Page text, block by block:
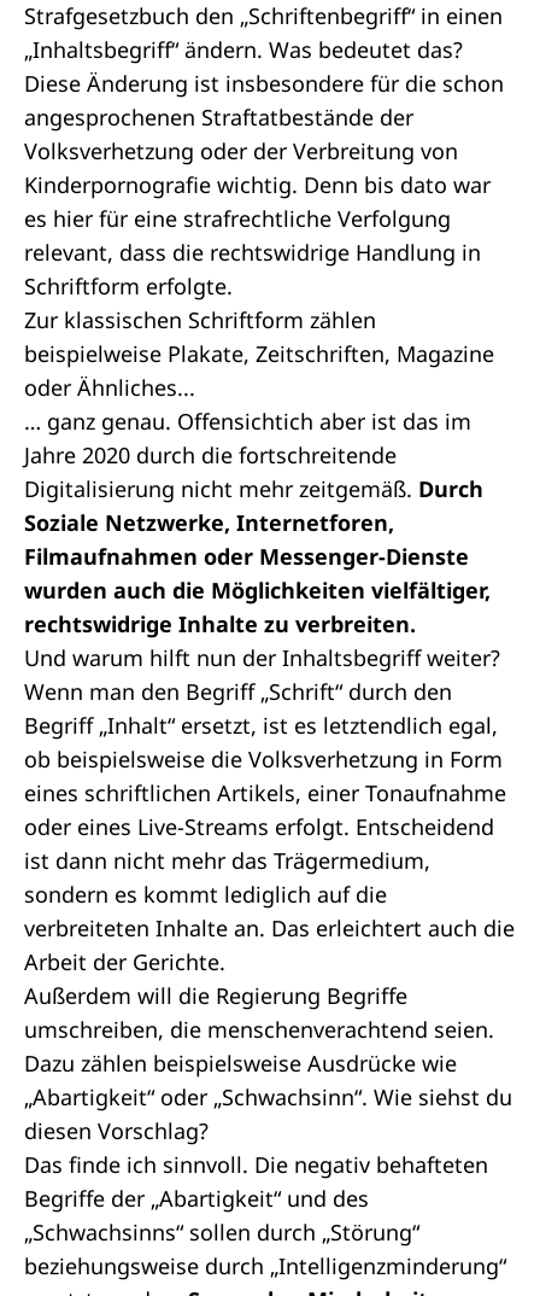
Strafgesetzbuch den „Schriftenbegriff“ in einen
„Inhaltsbegriff“ ändern. Was bedeutet das?
Diese Änderung ist insbesondere für die schon
angesprochenen Straftatbestände der
Volksverhetzung oder der Verbreitung von
Kinderpornografie wichtig. Denn bis dato war
es hier für eine strafrechtliche Verfolgung
relevant, dass die rechtswidrige Handlung in
Schriftform erfolgte.
Zur klassischen Schriftform zählen
beispielweise Plakate, Zeitschriften, Magazine
oder Ähnliches...
… ganz genau. Offensichtich aber ist das im
Jahre 2020 durch die fortschreitende
Digitalisierung nicht mehr zeitgemäß. Durch
Soziale Netzwerke, Internetforen,
Filmaufnahmen oder Messenger-Dienste
wurden auch die Möglichkeiten vielfältiger,
rechtswidrige Inhalte zu verbreiten.
Und warum hilft nun der Inhaltsbegriff weiter?
Wenn man den Begriff „Schrift“ durch den
Begriff „Inhalt“ ersetzt, ist es letztendlich egal,
ob beispielsweise die Volksverhetzung in Form
eines schriftlichen Artikels, einer Tonaufnahme
oder eines Live-Streams erfolgt. Entscheidend
ist dann nicht mehr das Trägermedium,
sondern es kommt lediglich auf die
verbreiteten Inhalte an. Das erleichtert auch die
Arbeit der Gerichte.
Außerdem will die Regierung Begriffe
umschreiben, die menschenverachtend seien.
Dazu zählen beispielsweise Ausdrücke wie
„Abartigkeit“ oder „Schwachsinn“. Wie siehst du
diesen Vorschlag?
Das finde ich sinnvoll. Die negativ behafteten
Begriffe der „Abartigkeit“ und des
„Schwachsinns“ sollen durch „Störung“
beziehungsweise durch „Intelligenzminderung“